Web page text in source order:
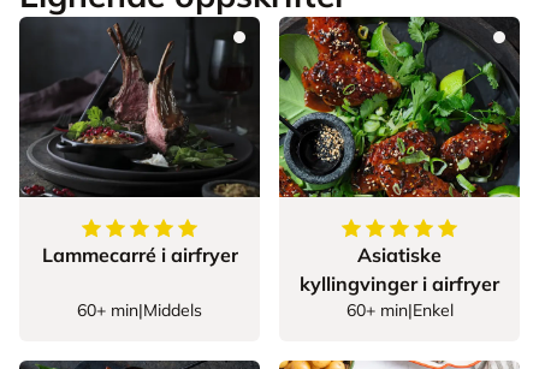
5av5stjerner
Lammecarré i airfryer
60+ min|Middels
5av5stjerner
Asiatiske
kyllingvinger i airfryer
60+ min|Enkel